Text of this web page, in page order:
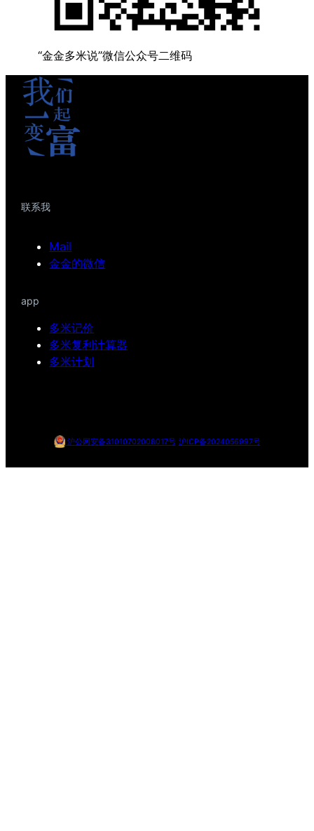
“金金多米说”微信公众号二维码
联系我
Mail
金金的微信
app
多米记价
多米复利计算器
多米计划
沪公网安备31010702008017号 沪ICP备2024056997号